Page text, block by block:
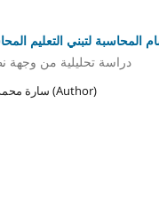
المحاسبة لتبني التعليم
دراسة تحليلية من وجهة
سارة محمد مصطفى الفرجاني , ناهد فتحي بوسمرة السعيطي (Author)